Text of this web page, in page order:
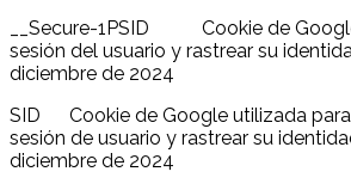
__Secure-1PSID Cookie de
sesión del usuario y rastrear su
diciembre de 2024
SID Cookie de Google utilizada para
sesión de usuario y rastrear su
diciembre de 2024